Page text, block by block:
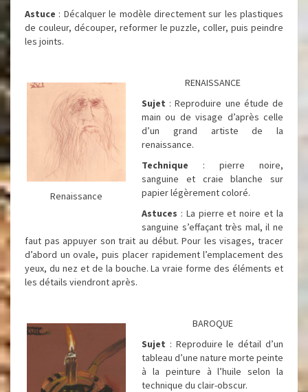
Astuce : Décalquer le modèle directement sur les plastiques
de couleur, découper, reformer le puzzle, coller, puis peindre
les joints.
Renaissance
RENAISSANCE
Sujet : Reproduire une étude de
main ou de visage d’après celle
d’un grand artiste de la
renaissance.
Technique : pierre noire,
sanguine et craie blanche sur
papier légèrement coloré.
Astuces : La pierre et noire et la
sanguine s’effaçant très mal, il ne
faut pas appuyer son trait au début. Pour les visages, tracer
d’abord un ovale, puis placer rapidement l’emplacement des
yeux, du nez et de la bouche. La vraie forme des éléments et
les détails viendront après.
BAROQUE
Sujet : Reproduire le détail d’un
tableau d’une nature morte peinte
à la peinture à l’huile selon la
technique du clair-obscur.